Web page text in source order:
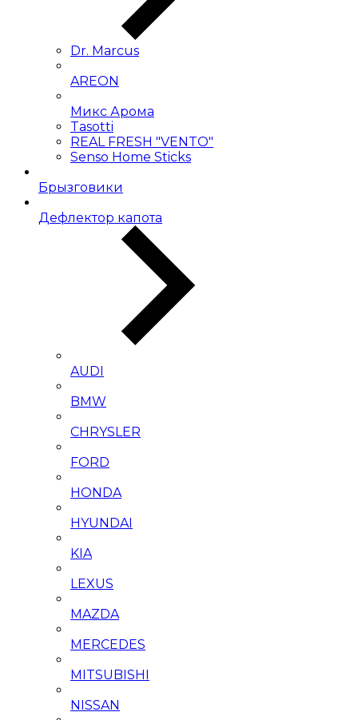
Dr. Marcus
AREON
Микс Арома
Tasotti
REAL FRESH "VENTO"
Senso Home Sticks
Брызговики
Дефлектор капота
AUDI
BMW
CHRYSLER
FORD
HONDA
HYUNDAI
KIA
LEXUS
MAZDA
MERCEDES
MITSUBISHI
NISSAN